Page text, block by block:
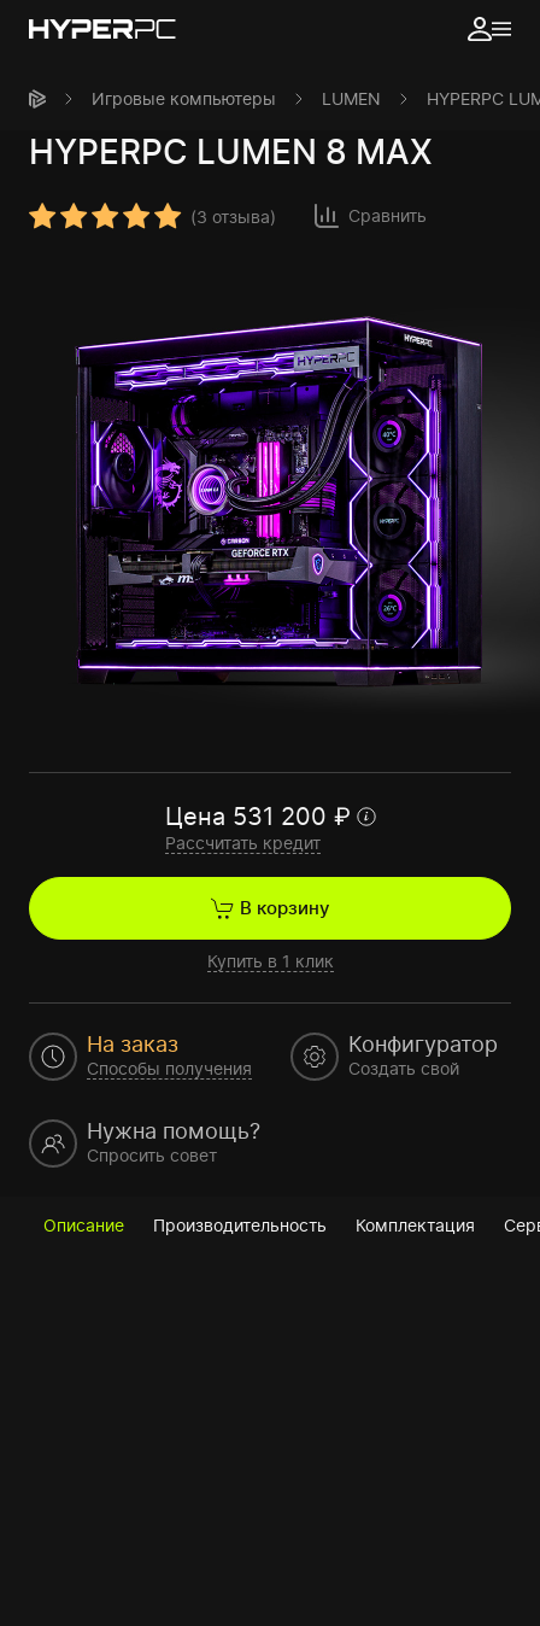
Игровые компьютеры LUMEN HYPERPC
HYPERPC LUMEN 8 MAX
(3 отзыва) Сравнить
Цена 531 200 ₽
Рассчитать кредит
В корзину
Купить в 1 клик
На заказ
Способы получения
Конфигуратор
Создать свой
Нужна помощь?
Спросить совет
Описание Производительность Комплектация